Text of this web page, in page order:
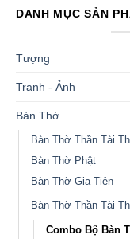
DANH MỤC SẢN
Tượng
Tranh - Ảnh
Bàn Thờ
Bàn Thờ Thần Tài
Bàn Thờ Phật
Bàn Thờ Gia Tiên
Bàn Thờ Thần Tài
Combo Bộ Bàn